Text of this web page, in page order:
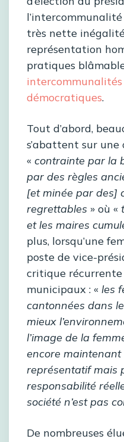
très nette
représentation
pratiques
démocratiques.
Tout d’abord,
s’abattent sur
« contrainte par la
par des règles
[et minée par des]
regrettables » où «
et les maires
plus, lorsqu’une
poste de vice-
critique récurrente
municipaux : « les
cantonnées dans
mieux
l’image de la
encore maintenant
représentatif mais
responsabilité
société n’est pas
De nombreuses